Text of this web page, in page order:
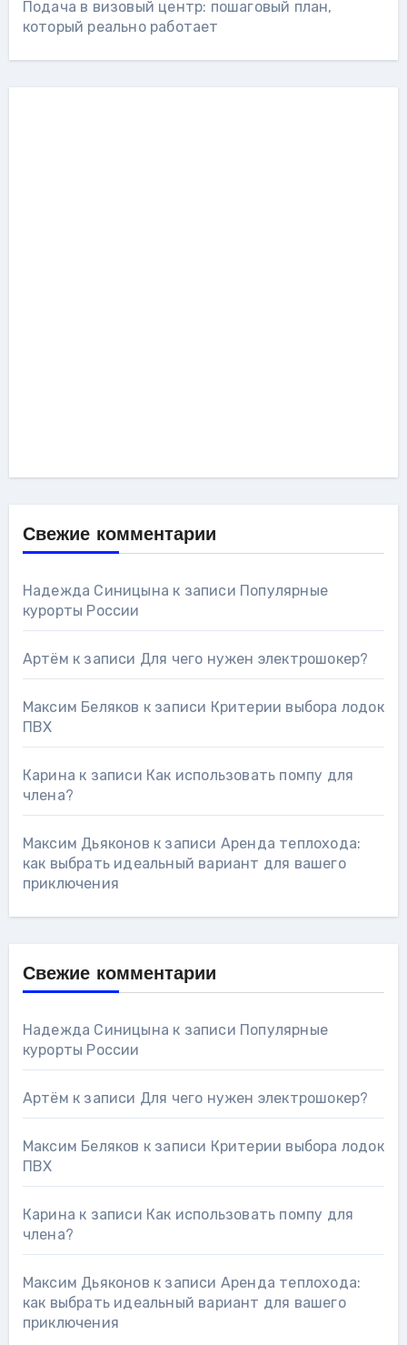
Подача в визовый центр: пошаговый план,
который реально работает
Свежие комментарии
Надежда Синицына к записи Популярные
курорты России
Артём к записи Для чего нужен электрошокер?
Максим Беляков к записи Критерии выбора лодок
ПВХ
Карина к записи Как использовать помпу для
члена?
Максим Дьяконов к записи Аренда теплохода:
как выбрать идеальный вариант для вашего
приключения
Свежие комментарии
Надежда Синицына к записи Популярные
курорты России
Артём к записи Для чего нужен электрошокер?
Максим Беляков к записи Критерии выбора лодок
ПВХ
Карина к записи Как использовать помпу для
члена?
Максим Дьяконов к записи Аренда теплохода:
как выбрать идеальный вариант для вашего
приключения